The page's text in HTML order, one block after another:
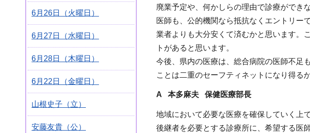
6月26日（火曜日）
6月27日（水曜日）
6月28日（木曜日）
6月22日（金曜日）
山根史子（立）
安藤友貴（公）
廃業予定や、何かしらの理由で診療ができ
医師も、公的機関なら抵抗なくエントリー
業者よりも大分安くて済むかと思います。
トがあると思います。
今後、県内の医療は、総合病院の医師不足
ことは二重のセーフティネットになり得る
A 本多麻夫 保健医療部長
地域において必要な医療を確保していく上
後継者を必要とする診療所に、希望する医